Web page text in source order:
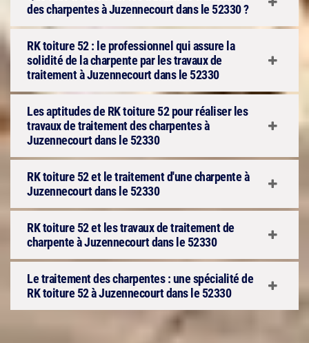
des charpentes à Juzennecourt dans le 52330 ?
RK toiture 52 : le professionnel qui assure la
solidité de la charpente par les travaux de
traitement à Juzennecourt dans le 52330
Les aptitudes de RK toiture 52 pour réaliser les
travaux de traitement des charpentes à
Juzennecourt dans le 52330
RK toiture 52 et le traitement d'une charpente à
Juzennecourt dans le 52330
RK toiture 52 et les travaux de traitement de
charpente à Juzennecourt dans le 52330
Le traitement des charpentes : une spécialité de
RK toiture 52 à Juzennecourt dans le 52330